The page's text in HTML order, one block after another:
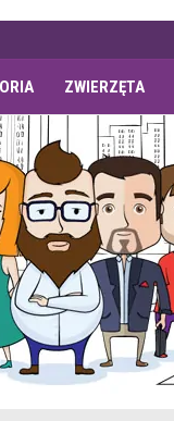
ZWIERZĘTA